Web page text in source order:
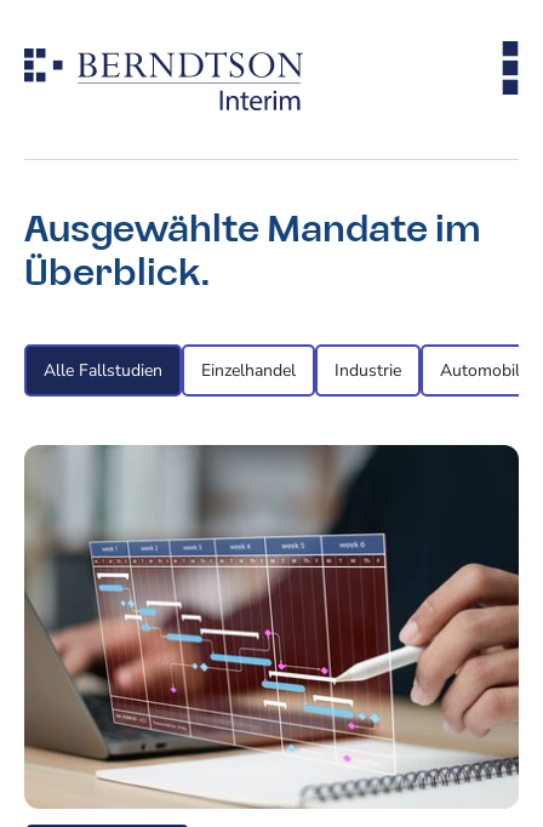
Ausgewählte Mandate im
Überblick.
Alle Fallstudien Einzelhandel Industrie